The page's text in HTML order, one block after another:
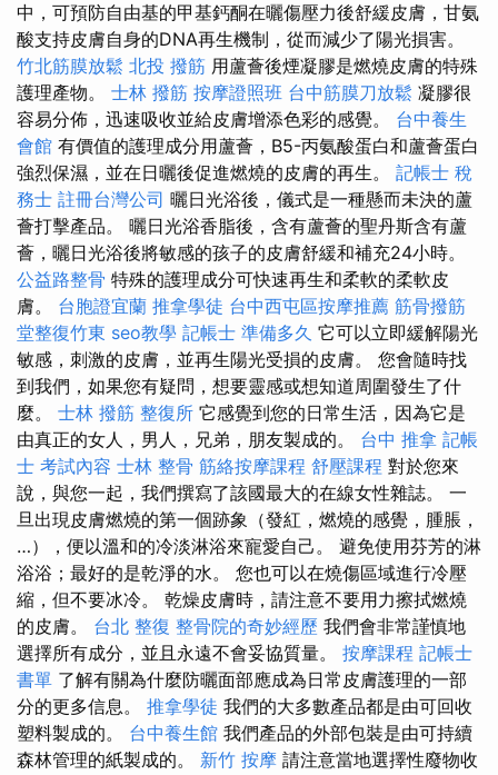
中，可預防自由基的甲基鈣酮在曬傷壓力後舒緩皮膚，甘氨
酸支持皮膚自身的DNA再生機制，從而減少了陽光損害。
竹北筋膜放鬆 北投 撥筋 用蘆薈後煙凝膠是燃燒皮膚的特殊
護理產物。 士林 撥筋 按摩證照班 台中筋膜刀放鬆 凝膠很
容易分佈，迅速吸收並給皮膚增添色彩的感覺。 台中養生
會館 有價值的護理成分用蘆薈，B5-丙氨酸蛋白和蘆薈蛋白
強烈保濕，並在日曬後促進燃燒的皮膚的再生。 記帳士 稅
務士 註冊台灣公司 曬日光浴後，儀式是一種懸而未決的蘆
薈打擊產品。 曬日光浴香脂後，含有蘆薈的聖丹斯含有蘆
薈，曬日光浴後將敏感的孩子的皮膚舒緩和補充24小時。
公益路整骨 特殊的護理成分可快速再生和柔軟的柔軟皮
膚。 台胞證宜蘭 推拿學徒 台中西屯區按摩推薦 筋骨撥筋
堂整復竹東 seo教學 記帳士 準備多久 它可以立即緩解陽光
敏感，刺激的皮膚，並再生陽光受損的皮膚。 您會隨時找
到我們，如果您有疑問，想要靈感或想知道周圍發生了什
麼。 士林 撥筋 整復所 它感覺到您的日常生活，因為它是
由真正的女人，男人，兄弟，朋友製成的。 台中 推拿 記帳
士 考試內容 士林 整骨 筋絡按摩課程 舒壓課程 對於您來
說，與您一起，我們撰寫了該國最大的在線女性雜誌。 一
旦出現皮膚燃燒的第一個跡象（發紅，燃燒的感覺，腫脹，
…），便以溫和的冷淡淋浴來寵愛自己。 避免使用芬芳的淋
浴浴；最好的是乾淨的水。 您也可以在燒傷區域進行冷壓
縮，但不要冰冷。 乾燥皮膚時，請注意不要用力擦拭燃燒
的皮膚。 台北 整復 整骨院的奇妙經歷 我們會非常謹慎地
選擇所有成分，並且永遠不會妥協質量。 按摩課程 記帳士
書單 了解有關為什麼防曬面部應成為日常皮膚護理的一部
分的更多信息。 推拿學徒 我們的大多數產品都是由可回收
塑料製成的。 台中養生館 我們產品的外部包裝是由可持續
森林管理的紙製成的。 新竹 按摩 請注意當地選擇性廢物收